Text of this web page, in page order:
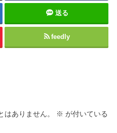
送る
feedly
ありません。 ※ が付いている